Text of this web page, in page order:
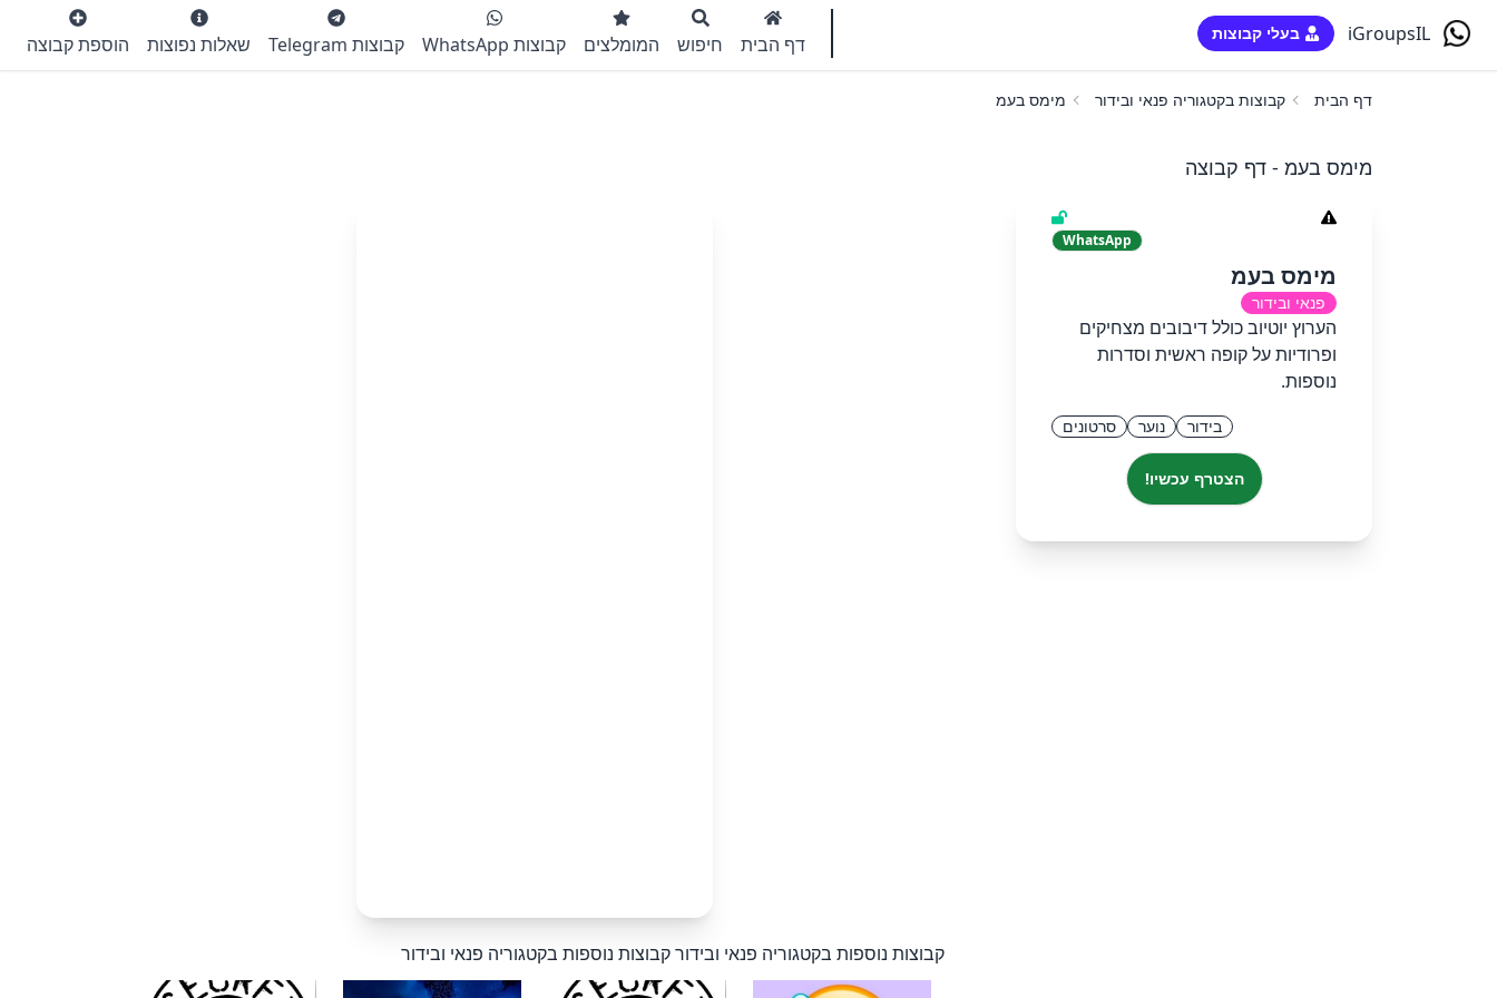
iGroupsIL בעלי קבוצות דף הבית חיפוש המומלצים קבוצות WhatsApp קבוצות Telegram שאלות נפוצות הוספת קבוצה
דף הבית קבוצות בקטגוריה פנאי ובידור מימס בעמ
מימס בעמ - דף קבוצה
WhatsApp
מימס בעמ
פנאי ובידור
הערוץ יוטיוב כולל דיבובים מצחיקים
ופרודיות על קופה ראשית וסדרות
נוספות.
בידור נוער סרטונים
הצטרף עכשיו!
קבוצות נוספות בקטגוריה פנאי ובידורקבוצות נוספות בקטגוריה פנאי ובידור